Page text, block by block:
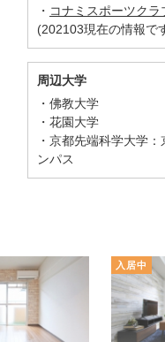
・ コナミスポーツク
(202103現在の情報で
周辺大学
佛教大学
花園大学
京都先端科学大学：
ンパス